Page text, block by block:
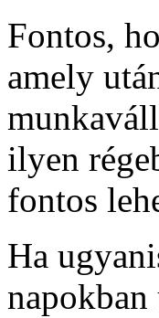
Fontos,
amely
ilyen
fontos
Ha